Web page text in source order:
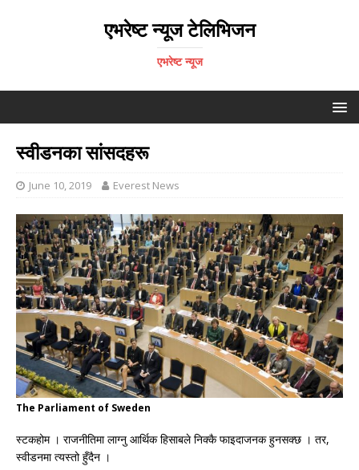
एभरेष्ट न्यूज टेलिभिजन
एभरेष्ट न्यूज
स्वीडनका सांसदहरू
June 10, 2019 Everest News
The Parliament of Sweden
स्टकहोम । राजनीतिमा लाग्नु आर्थिक हिसाबले निक्कै फाइदाजनक हुनसक्छ । तर,
स्वीडनमा त्यस्तो हुँदैन ।